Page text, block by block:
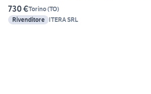
730 €Torino(TO)
Rivenditore ITERA SRL